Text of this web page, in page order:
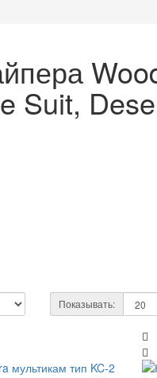
Suit,
Показывать: